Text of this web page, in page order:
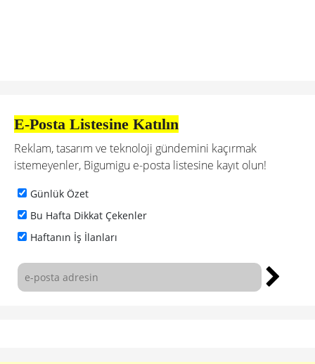
E-Posta Listesine Katılın
Reklam, tasarım ve teknoloji gündemini kaçırmak
istemeyenler, Bigumigu e-posta listesine kayıt olun!
Günlük Özet
Bu Hafta Dikkat Çekenler
Haftanın İş İlanları